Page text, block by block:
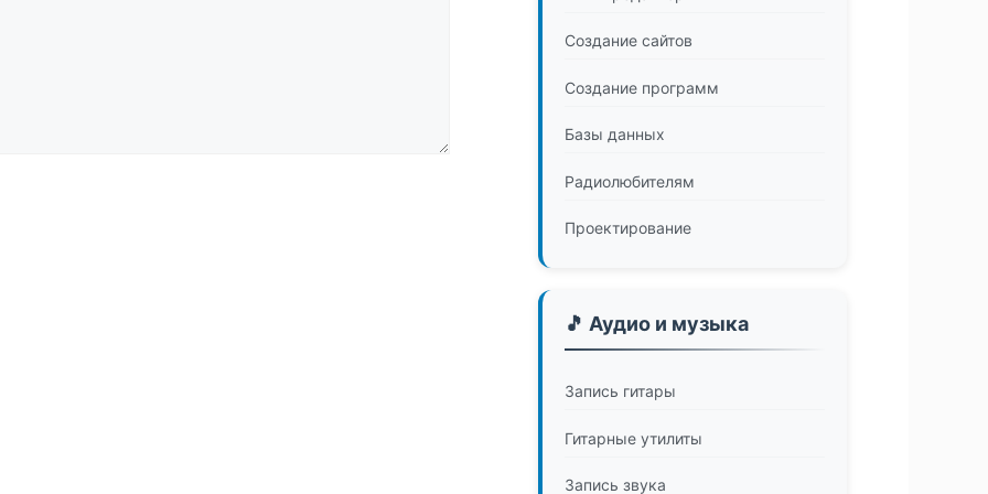
Создание сайтов
Создание программ
Базы данных
Радиолюбителям
Проектирование
🎵 Аудио и музыка
Запись гитары
Гитарные утилиты
Запись звука